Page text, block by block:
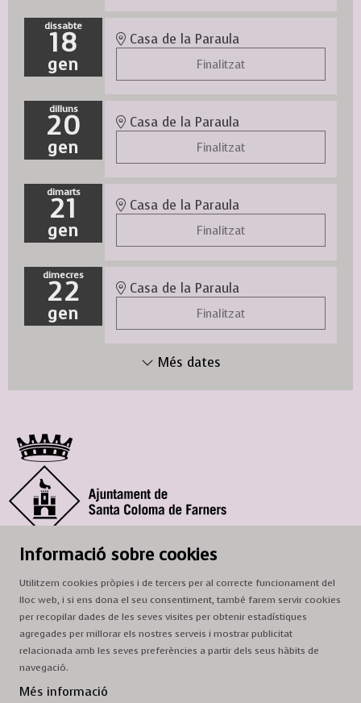
dissabte
18
gen
Casa de la Paraula
Finalitzat
dilluns
20
gen
Casa de la Paraula
Finalitzat
dimarts
21
gen
Casa de la Paraula
Finalitzat
dimecres
22
gen
Casa de la Paraula
Finalitzat
Més dates
© Ajuntament de Santa Coloma de Farners
: de dilluns a dissabte, de 9 a 13 h.
Adreça: c. del Prat, 16, 17430 Santa Coloma de Farners
A/e:cultura@scf.cat
Sitemap
Informació sobre cookies
Utilitzem cookies pròpies i de tercers per al correcte funcionament del
lloc web, i si ens dona el seu consentiment, també farem servir cookies
per recopilar dades de les seves visites per obtenir estadístiques
agregades per millorar els nostres serveis i mostrar publicitat
relacionada amb les seves preferències a partir dels seus hàbits de
navegació.
Més informació